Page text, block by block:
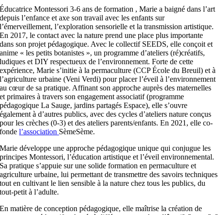
Éducatrice Montessori 3-6 ans de formation , Marie a baigné dans l’art
depuis l’enfance et axe son travail avec les enfants sur
l’émerveillement, l’exploration sensorielle et la transmission artistique.
En 2017, le contact avec la nature prend une place plus importante
dans son projet pédagogique. Avec le collectif SEEDS, elle conçoit et
anime « les petits botanistes », un programme d’ateliers (ré)créatifs,
ludiques et DIY respectueux de l’environnement. Forte de cette
expérience, Marie s’initie à la permaculture (CCP École du Breuil) et à
l’agriculture urbaine (Veni Verdi) pour placer l’éveil à l’environnement
au cœur de sa pratique. Affinant son approche auprès des maternelles
et primaires à travers son engagement associatif (programme
pédagogique La Sauge, jardins partagés Espace), elle s’ouvre
également à d’autres publics, avec des cycles d’ateliers nature conçus
pour les crèches (0-3) et des ateliers parents/enfants. En 2021, elle co-
fondel’association SèmeSème.
Marie développe une approche pédagogique unique qui conjugue les
principes Montessori, l’éducation artistique et l’éveil environnemental.
Sa pratique s’appuie sur une solide formation en permaculture et
agriculture urbaine, lui permettant de transmettre des savoirs techniques
tout en cultivant le lien sensible à la nature chez tous les publics, du
tout-petit à l’adulte.
En matière de conception pédagogique, elle maîtrise la création de